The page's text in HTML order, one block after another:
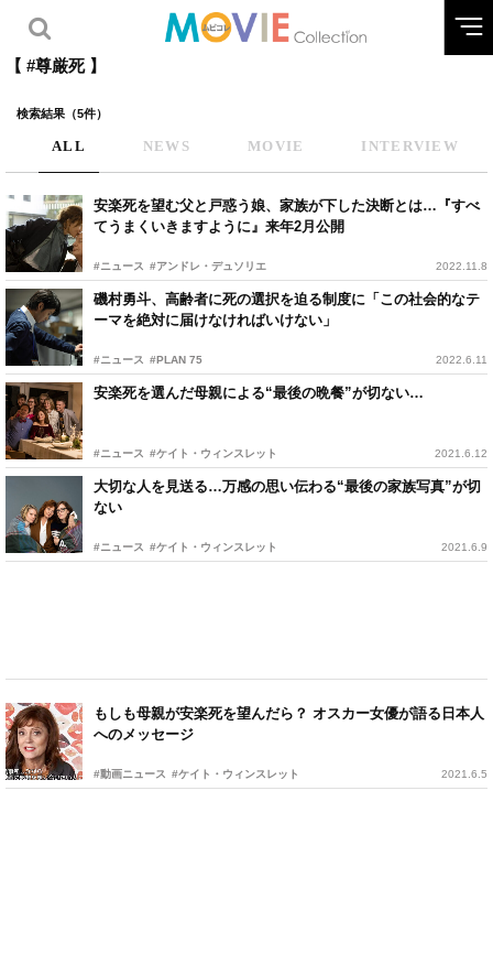
【 #尊厳死 】
検索結果（5件）
ALL NEWS MOVIE INTERVIEW
安楽死を望む父と戸惑う娘、家族が下した決断とは…『すべ
てうまくいきますように』来年2月公開
#ニュース #アンドレ・デュソリエ 2022.11.8
磯村勇斗、高齢者に死の選択を迫る制度に「この社会的なテ
ーマを絶対に届けなければいけない」
#ニュース #PLAN 75 2022.6.11
安楽死を選んだ母親による“最後の晩餐”が切ない…
#ニュース #ケイト・ウィンスレット 2021.6.12
大切な人を見送る…万感の思い伝わる“最後の家族写真”が切
ない
#ニュース #ケイト・ウィンスレット 2021.6.9
もしも母親が安楽死を望んだら？ オスカー女優が語る日本人
へのメッセージ
#動画ニュース #ケイト・ウィンスレット 2021.6.5